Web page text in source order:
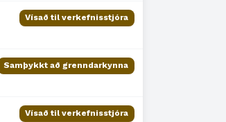
Vísað til verkefnisstjóra
Samþykkt að grenndarkynna
Vísað til verkefnisstjóra